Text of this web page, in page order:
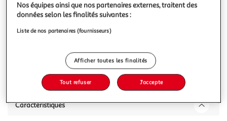
polyester certifié oekotex - Coussins d'assise et de dossier
en mou
Vous voulez connaître le prix de ce produit ?
Afficher le prix
Description
Caractéristiques
Nos équipes ainsi que nos partenaires externes, traitent des
données selon les finalités suivantes :
Liste de nos partenaires (fournisseurs)
Afficher toutes les finalités
Tout refuser J'accepte